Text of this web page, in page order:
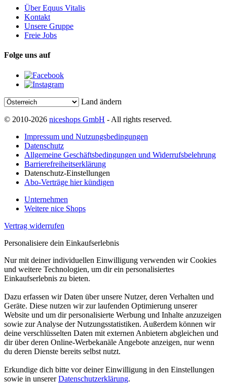
Über Equus Vitalis
Kontakt
Unsere Gruppe
Freie Jobs
Folge uns auf
Land ändern
© 2010-2026 niceshops GmbH - All rights reserved.
Impressum und Nutzungsbedingungen
Datenschutz
Allgemeine Geschäftsbedingungen und Widerrufsbelehrung
Barrierefreiheitserklärung
Datenschutz-Einstellungen
Abo-Verträge hier kündigen
Unternehmen
Weitere nice Shops
Vertrag widerrufen
Personalisiere dein Einkaufserlebnis
Nur mit deiner individuellen Einwilligung verwenden wir Cookies
und weitere Technologien, um dir ein personalisiertes
Einkaufserlebnis zu bieten.
Dazu erfassen wir Daten über unsere Nutzer, deren Verhalten und
Geräte. Diese nutzen wir zur laufenden Optimierung unserer
Website und um dir personalisierte Werbung und Inhalte anzuzeigen
sowie zur Analyse der Nutzungsstatistiken. Außerdem können wir
deine verschlüsselten Daten mit externen Anbietern abgleichen und
dir über deren Online-Werbekanäle Angebote anzeigen, nur wenn
du deren Dienste bereits selbst nutzt.
Erkundige dich bitte vor deiner Einwilligung in den Einstellungen
sowie in unsererDatenschutzerklärung.